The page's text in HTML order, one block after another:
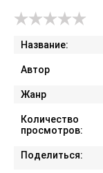
Название:
Автор
Жанр
Количество
просмотров:
Поделиться: